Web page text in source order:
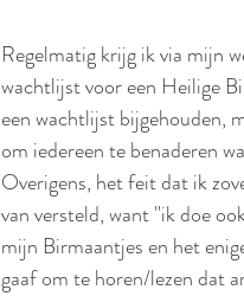
Regelmatig krijg ik via mijn
wachtlijst voor een Heilige
een wachtlijst bijgehouden,
om iedereen te benaderen
Overigens, het feit dat ik
van versteld, want ''ik doe
mijn Birmaantjes en het
gaaf om te horen/lezen dat